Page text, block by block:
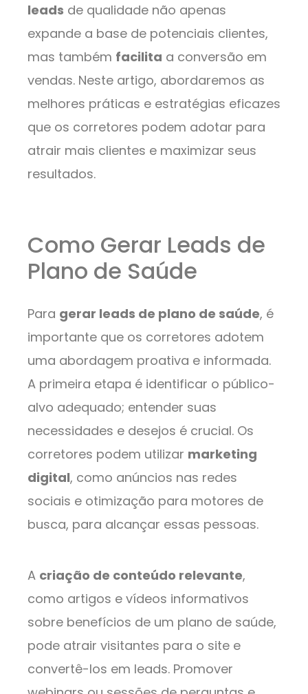
leads de qualidade não apenas
expande a base de potenciais clientes,
mas também facilita a conversão em
vendas. Neste artigo, abordaremos as
melhores práticas e estratégias eficazes
que os corretores podem adotar para
atrair mais clientes e maximizar seus
resultados.
Como Gerar Leads de
Plano de Saúde
Para gerar leads de plano de saúde, é
importante que os corretores adotem
uma abordagem proativa e informada.
A primeira etapa é identificar o público-
alvo adequado; entender suas
necessidades e desejos é crucial. Os
corretores podem utilizar marketing
digital, como anúncios nas redes
sociais e otimização para motores de
busca, para alcançar essas pessoas.
A criação de conteúdo relevante,
como artigos e vídeos informativos
sobre benefícios de um plano de saúde,
pode atrair visitantes para o site e
convertê-los em leads. Promover